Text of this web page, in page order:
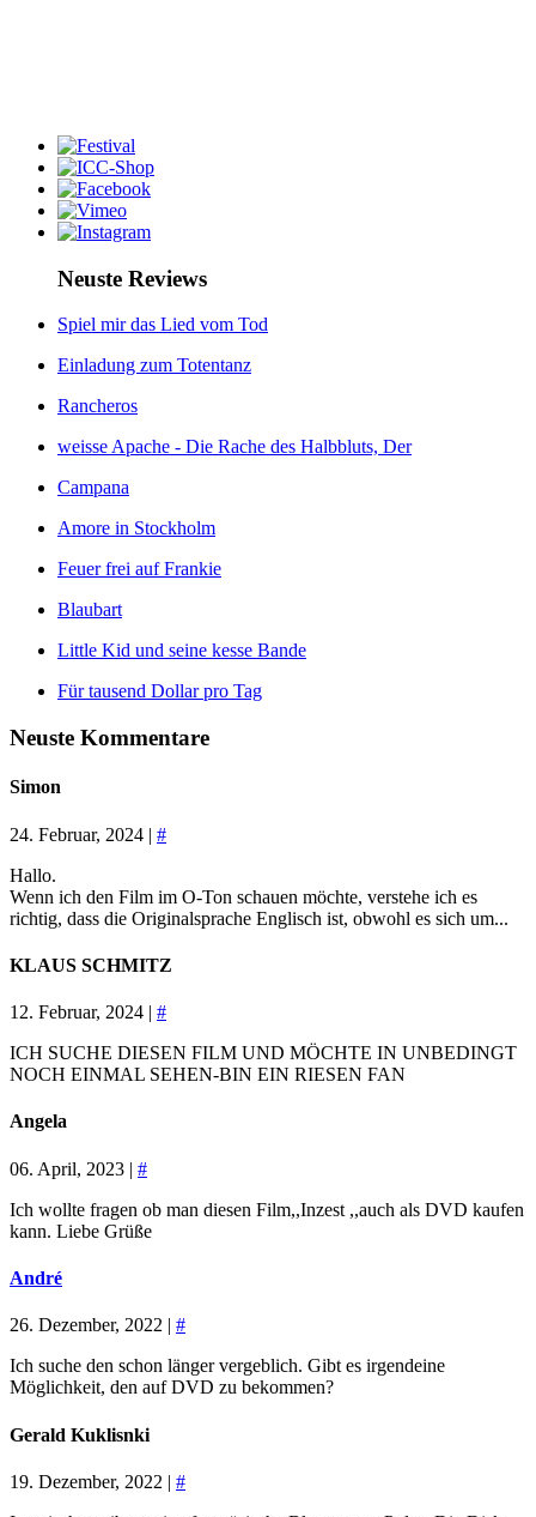
Neuste Reviews
Spiel mir das Lied vom Tod
Einladung zum Totentanz
Rancheros
weisse Apache - Die Rache des Halbbluts, Der
Campana
Amore in Stockholm
Feuer frei auf Frankie
Blaubart
Little Kid und seine kesse Bande
Für tausend Dollar pro Tag
Neuste Kommentare
Simon
24. Februar, 2024 | #
Hallo.
Wenn ich den Film im O-Ton schauen möchte, verstehe ich es
richtig, dass die Originalsprache Englisch ist, obwohl es sich um...
KLAUS SCHMITZ
12. Februar, 2024 | #
ICH SUCHE DIESEN FILM UND MÖCHTE IN UNBEDINGT
NOCH EINMAL SEHEN-BIN EIN RIESEN FAN
Angela
06. April, 2023 | #
Ich wollte fragen ob man diesen Film,,Inzest ,,auch als DVD kaufen
kann. Liebe Grüße
André
26. Dezember, 2022 | #
Ich suche den schon länger vergeblich. Gibt es irgendeine
Möglichkeit, den auf DVD zu bekommen?
Gerald Kuklisnki
19. Dezember, 2022 | #